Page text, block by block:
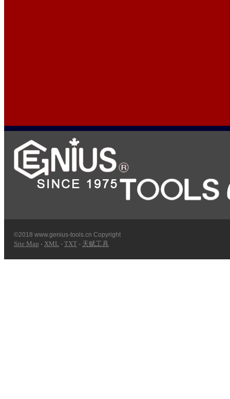
©2018 www.genius-tools.cn Copyright
Site Map - XML - TXT - 天赋工具